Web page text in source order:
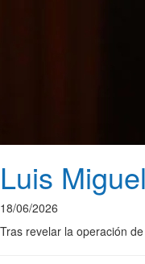
Luis
18/06/2026
Tras revelar la operación